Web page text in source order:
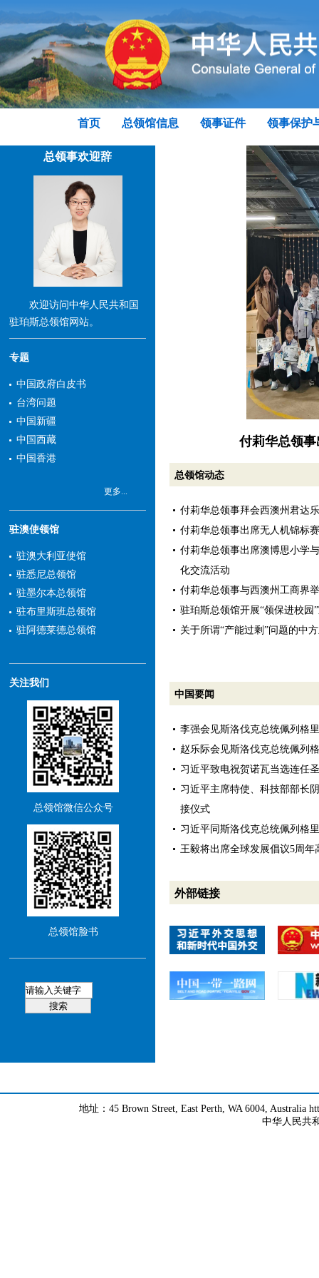
首页 总领馆信息 领事证件 领事保护
总领事欢迎辞
欢迎访问中华人民共和国
驻珀斯总领馆网站。
专题
中国政府白皮书
台湾问题
中国新疆
中国西藏
中国香港
更多...
驻澳使领馆
驻澳大利亚使馆
驻悉尼总领馆
驻墨尔本总领馆
驻布里斯班总领馆
驻阿德莱德总领馆
关注我们
总领馆微信公众号
总领馆脸书
付莉华总领
总领馆动态
付莉华总领事拜会西澳州君达
付莉华总领事出席无人机锦标
付莉华总领事出席澳博思小学
化交流活动
付莉华总领事与西澳州工商界
驻珀斯总领馆开展“领保进校园
关于所谓“产能过剩”问题的中
中国要闻
李强会见斯洛伐克总统佩列格
赵乐际会见斯洛伐克总统佩列
习近平致电祝贺诺瓦当选连任
习近平主席特使、科技部部长
接仪式
习近平同斯洛伐克总统佩列格
王毅将出席全球发展倡议5周年
外部链接
地址：45 Brown Street, East Perth, WA 6004, Australia
中华人民共